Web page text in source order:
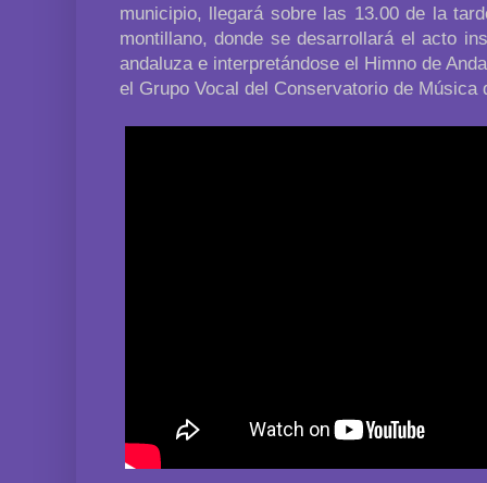
municipio, llegará sobre las 13.00 de la
montillano, donde se desarrollará el acto
andaluza e interpretándose el Himno de
el Grupo Vocal del Conservatorio de Música